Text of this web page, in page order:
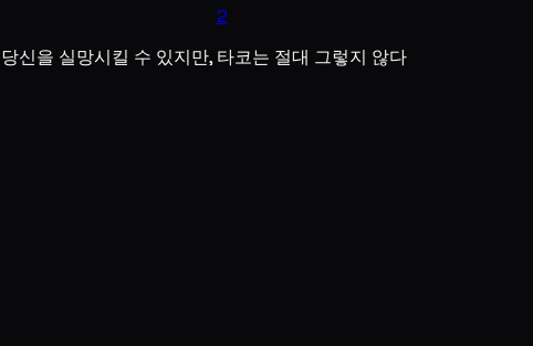
2
신을 실망시킬 수 있지만, 타코는 절대 그렇지 않다